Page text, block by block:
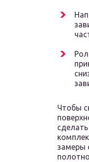
Чтобы
замеры